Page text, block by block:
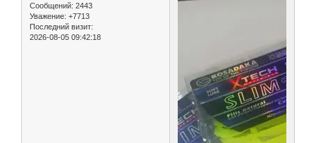
Сообщений: 2443
Уважение: +7713
Последний визит:
2026-08-05 09:42:18